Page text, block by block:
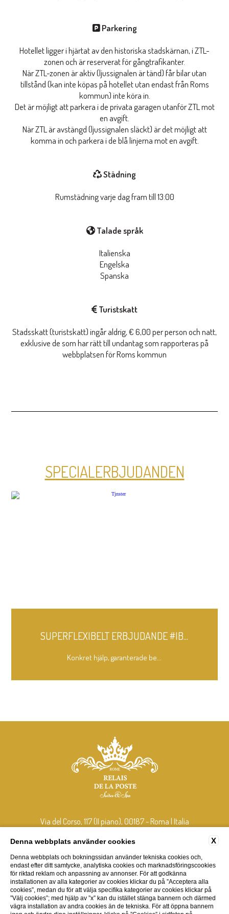
Parkering
Hotellet ligger i hjärtat av den historiska stadskärnan, i ZTL-
zonen och är reserverat för gångtrafikanter.
När ZTL-zonen är aktiv (ljussignalen är tänd) får bilar utan
tillstånd (kan inte köpas på hotellet utan endast från Roms
kommun) inte köra in.
Det är möjligt att parkera i de privata garagen utanför ZTL mot
en avgift.
När ZTL är avstängd (ljussignalen släckt) är det möjligt att
komma in och parkera i de blå linjerna mot en avgift.
Städning
Rumstädning varje dag fram till 13:00
Talade språk
Italienska
Engelska
Spanska
Turistskatt
Stadsskatt (turistskatt) ingår aldrig, € 6,00 per person och natt,
exklusive de som har rätt till undantag som rapporteras på
webbplatsen för Roms kommun
SPECIALERBJUDANDEN
SUPERFLEXIBELT ERBJUDANDE #IB...
Konkret hjälp, garanterade be...
Via del Corso, 117 (II piano), 00187 - Roma | Italia
e-mail:info@relaisdelaposterome.com
P.Iva: 15265211001
KONTAKTER FÖRETAGSDATA INTEGRITETSPOLICY COOKIE
ACCESSIBILITY
X
Denna webbplats använder cookies
Denna webbplats och bokningssidan använder tekniska cookies och,
endast efter ditt samtycke, analytiska cookies och marknadsföringscookies
för riktad reklam och anpassning av annonser. För att godkänna
installationen av alla kategorier av cookies klickar du på ”Acceptera alla
cookies”, medan du för att välja specifika kategorier av cookies klickar på
”Välj cookies”; med hjälp av ”x” kan du istället stänga bannern och därmed
vägra installation av andra cookies än de tekniska. För att öppna bannern